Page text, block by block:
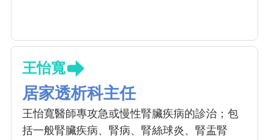
王怡寬
居家透析科主任
王怡寬醫師專攻急或慢性腎臟疾病的診治；包
括一般腎臟疾病、腎病、腎絲球炎、腎盂腎